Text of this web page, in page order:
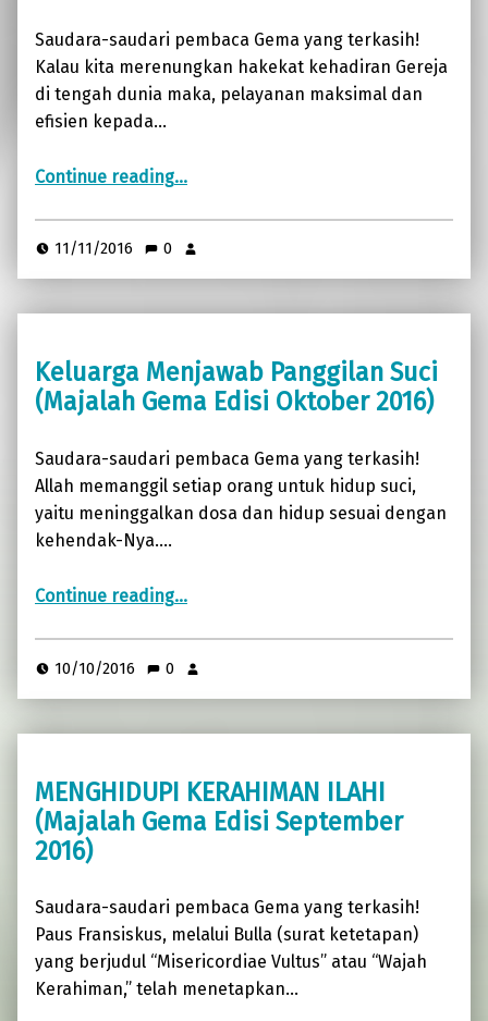
Saudara-saudari pembaca Gema yang terkasih!
Kalau kita merenungkan hakekat kehadiran Gereja
di tengah dunia maka, pelayanan maksimal dan
efisien kepada…
Continue reading“Ketika Aku Sakit, Kamu Melawat Aku (Majalah Gema Edisi November 2016)”
…
11/11/2016 0
Keluarga Menjawab Panggilan Suci
(Majalah Gema Edisi Oktober 2016)
Saudara-saudari pembaca Gema yang terkasih!
Allah memanggil setiap orang untuk hidup suci,
yaitu meninggalkan dosa dan hidup sesuai dengan
kehendak-Nya.…
Continue reading“Keluarga Menjawab Panggilan Suci (Majalah Gema Edisi Oktober 2016)”
…
10/10/2016 0
MENGHIDUPI KERAHIMAN ILAHI
(Majalah Gema Edisi September
2016)
Saudara-saudari pembaca Gema yang terkasih!
Paus Fransiskus, melalui Bulla (surat ketetapan)
yang berjudul “Misericordiae Vultus” atau “Wajah
Kerahiman,” telah menetapkan…